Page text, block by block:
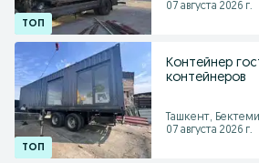
07 августа 2026 г.
Контейнер
контейнеров
Ташкент,
07 августа 2026 г.